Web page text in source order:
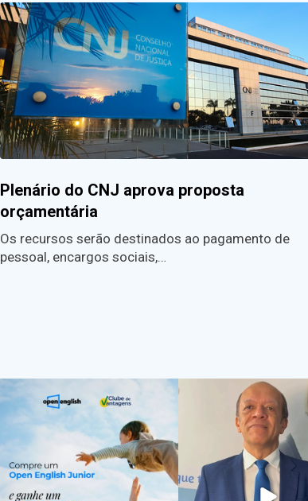
Plenário do CNJ aprova proposta
orçamentária
Os recursos serão destinados ao pagamento de
pessoal, encargos sociais,…